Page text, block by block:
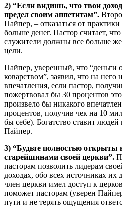
2) “Если видишь, что твои
предел своим аппетитам”.
Пайпер, – отказаться от
больше денег. Пастор считает,
служители должны все больше
цели.
Пайпер, уверенный, что “деньги
коварством”, заявил, что на
впечатления, если пастор,
пожертвовал бы 30 процентов
произвело бы никакого
процентов, получив чек на 10
бы себе). Богатство ставит
Пайпер.
3) “Будьте полностью открыты
старейшинами своей церкви”.
пасторам позволить лидерам
доходах, обо всех источниках
член церкви имел доступ к
поможет пасторам (уверен
пути и не терять ощущения